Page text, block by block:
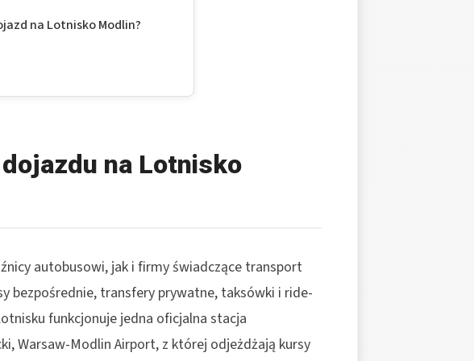
na Lotnisko Modlin?
na Lotnisko
autobusowi, jak i firmy świadczące transport
bezpośrednie, transfery prywatne, taksówki i ride-
funkcjonuje jedna oficjalna stacja
Warsaw-Modlin Airport, z której odjeżdżają kursy